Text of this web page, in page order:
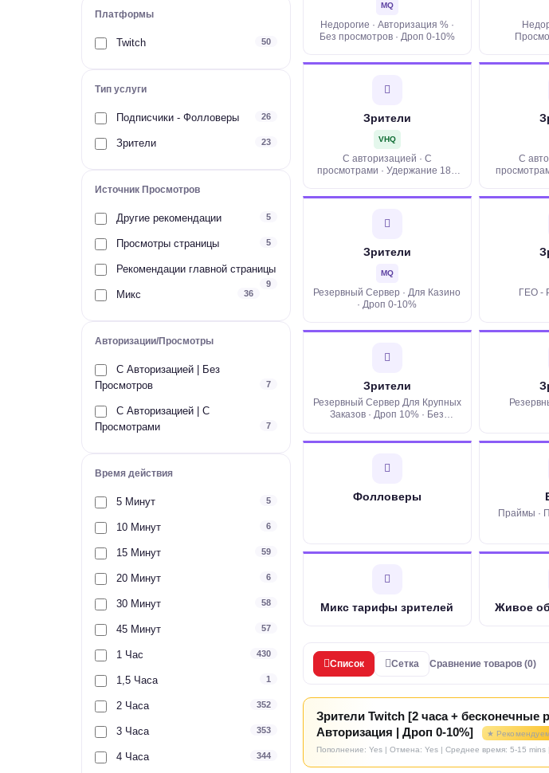
Платформы
Twitch 50
Тип услуги
Подписчики - Фолловеры 26
Зрители 23
Источник Просмотров
Другие рекомендации 5
Просмотры страницы 5
Рекомендации главной страницы
9
Микс 36
Авторизации/Просмотры
С Авторизацией | Без
Просмотров
7
С Авторизацией | С
Просмотрами
7
Время действия
5 Минут 5
10 Минут 6
15 Минут 59
20 Минут 6
30 Минут 58
45 Минут 57
1 Час 430
1,5 Часа 1
2 Часа 352
3 Часа 353
4 Часа 344
MQ
Недорогие · Авторизация % ·
Без просмотров · Дроп 0-10%
Зрители
VHQ
С авторизацией · С
просмотрами · Удержание 180
С
Зрители
MQ
Резервный Сервер · Для Казино
· Дроп 0-10%
ГЕО -
Зрители
Резервный Сервер Для Крупных
Заказов · Дроп 10% · Без
Фолловеры
Праймы ·
Микс тарифы зрителей Живое
Список Сетка Сравнение товаров (0)
Зрители Twitch [2 часа + бесконечные
Авторизация | Дроп 0-10%]
★ Рекомендуем
Пополнение: Yes | Отмена: Yes | Среднее время: 5-15 mins